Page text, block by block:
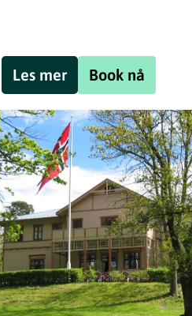
Book nå
Les mer